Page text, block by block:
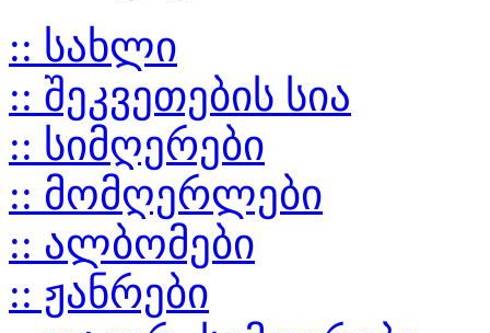
:: სახლი
:: შეკვეთების სია
:: სიმღერები
:: მომღერლები
:: ალბომები
:: ჟანრები